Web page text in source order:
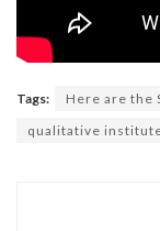
Tags: Here are the
qualitative